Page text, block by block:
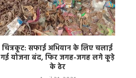
चित्रकूट: सफाई अभियान के लिए चलाई
गई योजना बंद, फिर जगह-जगह लगे कूड़े
के ढेर